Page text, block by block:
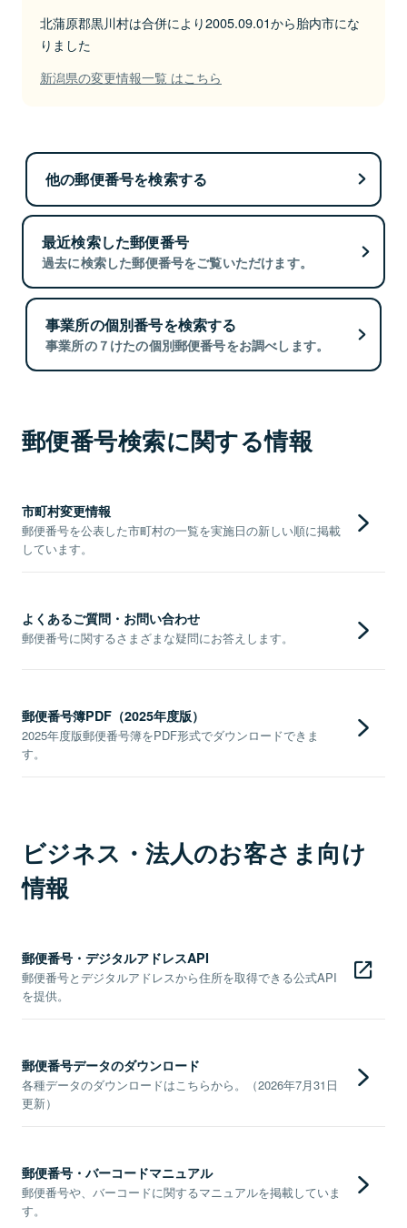
北蒲原郡黒川村は合併により2005.09.01から胎内市にな
りました
新潟県の変更情報一覧 はこちら
他の郵便番号を検索する
最近検索した郵便番号
過去に検索した郵便番号をご覧いただけます。
事業所の個別番号を検索する
事業所の７けたの個別郵便番号をお調べします。
郵便番号検索に関する情報
市町村変更情報
郵便番号を公表した市町村の一覧を実施日の新しい順に掲載
しています。
よくあるご質問・お問い合わせ
郵便番号に関するさまざまな疑問にお答えします。
郵便番号簿PDF（2025年度版）
2025年度版郵便番号簿をPDF形式でダウンロードできま
す。
ビジネス・法人のお客さま向け
情報
郵便番号・デジタルアドレスAPI
郵便番号とデジタルアドレスから住所を取得できる公式API
を提供。
郵便番号データのダウンロード
各種データのダウンロードはこちらから。（2026年7月31日
更新）
郵便番号・バーコードマニュアル
郵便番号や、バーコードに関するマニュアルを掲載していま
す。